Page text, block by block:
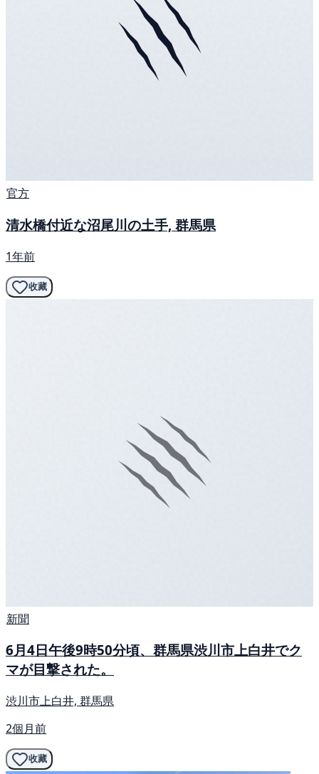
官方
清水橋付近な沼尾川の土手, 群馬県
1年前
收藏
新聞
6月4日午後9時50分頃、群馬県渋川市上白井でク
マが目撃された。
渋川市上白井, 群馬県
2個月前
收藏